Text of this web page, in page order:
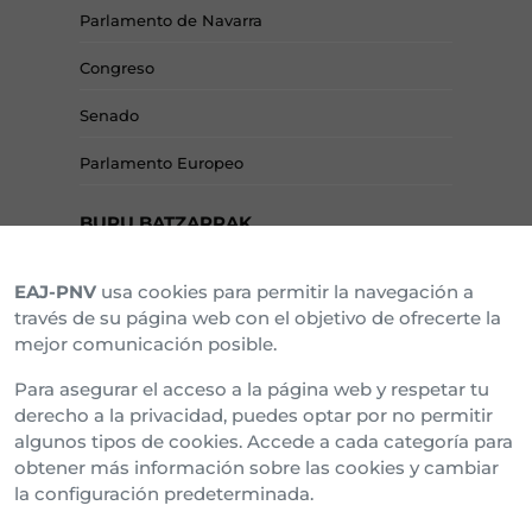
Parlamento de Navarra
Congreso
Senado
Parlamento Europeo
BURU BATZARRAK
Araba Buru Batzar
Bizkai Buru Batzar
Gipuzko Buru Batzar
Ipar Buru Batzar
Napar Buru Batzar
EAJ-PNV usa cookies para permitir la navegación a
través de su página web con el objetivo de ofrecerte la
mejor comunicación posible.
Para asegurar el acceso a la página web y respetar tu
derecho a la privacidad, puedes optar por no permitir
algunos tipos de cookies. Accede a cada categoría para
obtener más información sobre las cookies y cambiar
la configuración predeterminada.